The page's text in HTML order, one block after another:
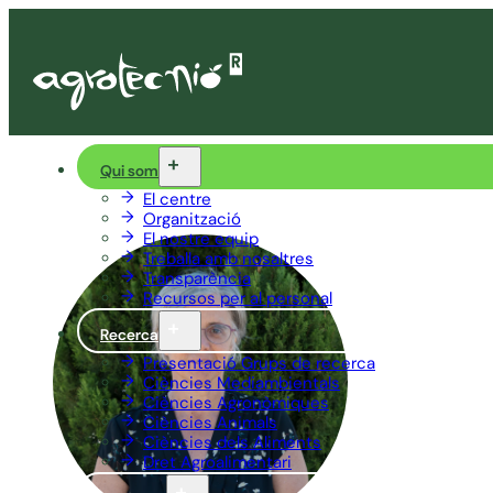
Qui som
El centre
Organització
El nostre equip
Treballa amb nosaltres
Transparència
Recursos per al personal
Recerca
Presentació Grups de recerca
Ciències Mediambientals
Ciències Agronòmiques
Ciències Animals
Ciències dels Aliments
Dret Agroalimentari